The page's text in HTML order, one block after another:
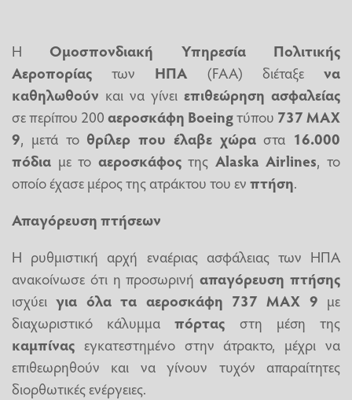
Η Ομοσπονδιακή Υπηρεσία
Πολιτικής
Αεροπορίας των ΗΠΑ (FAA) διέταξενα
καθηλωθούν και να γίνει επιθεώρηση ασφαλείας
σε περίπου 200αεροσκάφη Boeingτύπου 737MAX
9, μετά το θρίλερ που έλαβε χώραστα 16.000
πόδια με το αεροσκάφοςτης Alaska Airlines, το
οποίο έχασε μέρος της ατράκτου του ενπτήση.
Απαγόρευση πτήσεων
Η ρυθμιστική αρχή εναέριας ασφάλειας των ΗΠΑ
ανακοίνωσε ότι η προσωρινήαπαγόρευση πτήσης
ισχύειγια όλα τα αεροσκάφη 737 MAX 9 με
διαχωριστικό κάλυμμαπόρτας στη μέση της
καμπίνας εγκατεστημένο στην άτρακτο, μέχρι να
επιθεωρηθούν και να γίνουν τυχόν απαραίτητες
διορθωτικές ενέργειες.